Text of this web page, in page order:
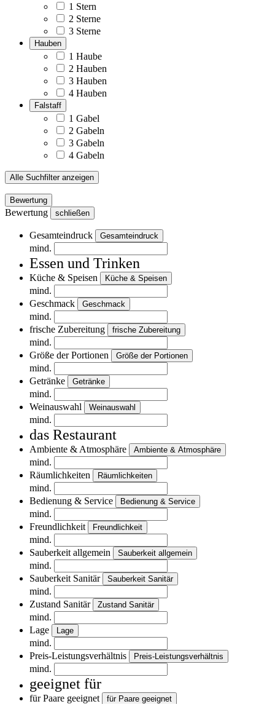
1 Stern
2 Sterne
3 Sterne
Hauben
1 Haube
2 Hauben
3 Hauben
4 Hauben
Falstaff
1 Gabel
2 Gabeln
3 Gabeln
4 Gabeln
Alle Suchfilter anzeigen
Bewertung
Bewertung schließen
Gesamteindruck Gesamteindruck
mind.
Essen und Trinken
Küche & Speisen Küche & Speisen
mind.
Geschmack
Geschmack
mind.
frische Zubereitung
frische Zubereitung
mind.
Größe der Portionen
Größe der Portionen
mind.
Getränke
Getränke
mind.
Weinauswahl
Weinauswahl
mind.
das Restaurant
Ambiente & Atmosphäre Ambiente & Atmosphäre
mind.
Räumlichkeiten
Räumlichkeiten
mind.
Bedienung & Service
Bedienung & Service
mind.
Freundlichkeit
Freundlichkeit
mind.
Sauberkeit allgemein
Sauberkeit allgemein
mind.
Sauberkeit Sanitär
Sauberkeit Sanitär
mind.
Zustand Sanitär
Zustand Sanitär
mind.
Lage
Lage
mind.
Preis-Leistungsverhältnis
Preis-Leistungsverhältnis
mind.
geeignet für
für Paare geeignet für Paare geeignet